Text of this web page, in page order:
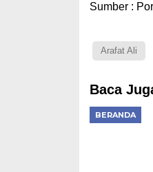
Sumber :
Arafat Ali
Baca
BERANDA